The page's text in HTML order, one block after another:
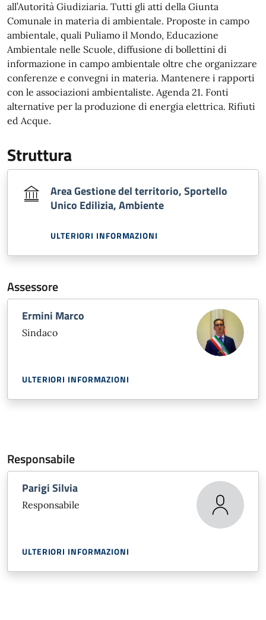
all’Autorità Giudiziaria. Tutti gli atti della Giunta
Comunale in materia di ambientale. Proposte in campo
ambientale, quali Puliamo il Mondo, Educazione
Ambientale nelle Scuole, diffusione di bollettini di
informazione in campo ambientale oltre che organizzare
conferenze e convegni in materia. Mantenere i rapporti
con le associazioni ambientaliste. Agenda 21. Fonti
alternative per la produzione di energia elettrica. Rifiuti
ed Acque.
Struttura
Area Gestione del territorio, Sportello
Unico Edilizia, Ambiente
ULTERIORI INFORMAZIONI
Assessore
Ermini Marco
Sindaco
ULTERIORI INFORMAZIONI
Responsabile
Parigi Silvia
Responsabile
ULTERIORI INFORMAZIONI